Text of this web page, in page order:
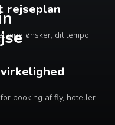
rejseplan
dine ønsker, dit tempo
booking af fly, hoteller